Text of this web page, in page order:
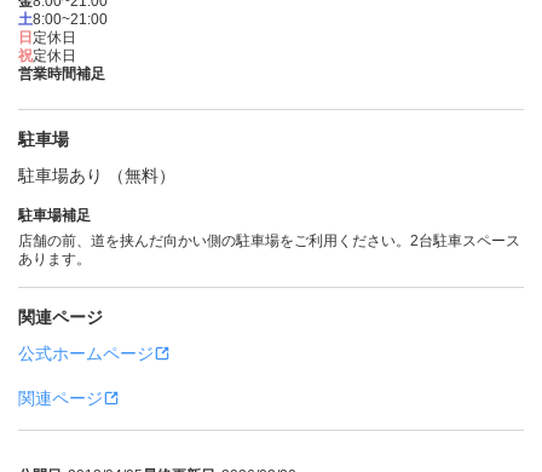
土8:00~21:00
日 定休日
祝定休日
営業時間補足
駐車場
駐車場あり （無料）
駐車場補足
店舗の前、道を挟んだ向かい側の駐車場をご利用ください。2台駐車スペース
あります。
関連ページ
公式ホームページ
関連ページ